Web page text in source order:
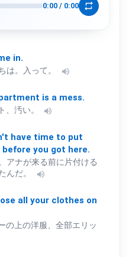
78 79 80 81
96
0:00 / 0:00 repeat
in.
は。入って。 volume_up
is a mess.
、汚い。 volume_up
have time to put
before you got here.
アナが来る前に片付ける
んだ。
volume_up
all your clothes on
の上の洋服、全部エリッ